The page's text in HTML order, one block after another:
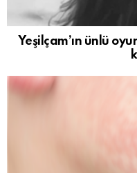
Yeşilçam’ın ünlü